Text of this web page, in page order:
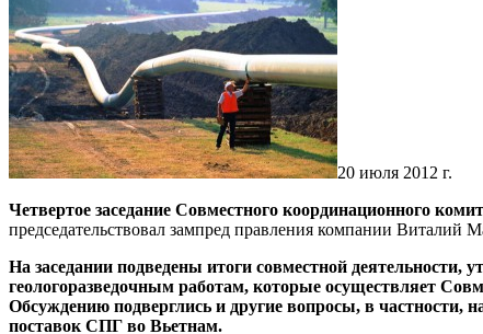
20 июля 2012 г.
Четвертое заседание Совместного координационного
председательствовал зампред правления компании
На заседании подведены итоги совместной
геологоразведочным работам, которые осуществляет
Обсуждению подверглись и другие вопросы, в частности,
поставок СПГ во Вьетнам.